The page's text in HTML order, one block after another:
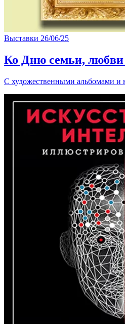
Выставки 26/06/25
Ко Дню семьи, любви
С художественными альбомами и